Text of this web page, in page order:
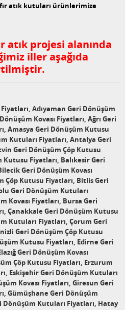
atık kutuları ürünlerimize
atık projesi alanında
iller aşağıda
Adıyaman Geri Dönüşüm
Kovası Fiyatları, Ağrı Geri
Amasya Geri Dönüşüm Kutusu
Kutuları Fiyatları, Antalya Geri
Geri Dönüşüm Çöp Kutusu
Kutusu Fiyatları, Balıkesir Geri
Geri Dönüşüm Kovası
Çöp Kutusu Fiyatları, Bitlis Geri
Geri Dönüşüm Kutuları
Kovası Fiyatları, Bursa Geri
Çanakkale Geri Dönüşüm Kutusu
Kutuları Fiyatları, Çorum Geri
Geri Dönüşüm Çöp Kutusu
Kutusu Fiyatları, Edirne Geri
Geri Dönüşüm Kovası
Çöp Kutusu Fiyatları, Erzurum
Eskişehir Geri Dönüşüm Kutuları
Kovası Fiyatları, Giresun Geri
Gümüşhane Geri Dönüşüm
Kutuları Fiyatları, Hatay